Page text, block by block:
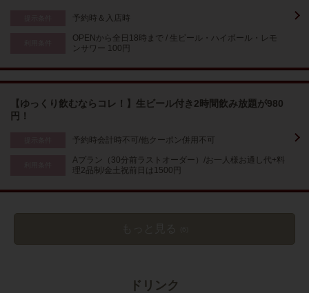
予約時＆入店時
OPENから全日18時まで / 生ビール・ハイボール・レモ
ンサワー 100円
【ゆっくり飲むならコレ！】生ビール付き2時間飲み放題が980
円！
予約時会計時不可/他クーポン併用不可
Aプラン（30分前ラストオーダー）/お一人様お通し代+料
理2品制/金土祝前日は1500円
ドリンク